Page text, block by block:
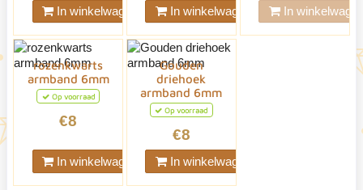
In winkelwagen In winkelwagen In
rozenkwarts
armband 6mm
Op voorraad
€8
In winkelwagen
Gouden
driehoek
armband 6mm
Op voorraad
€8
In winkelwagen